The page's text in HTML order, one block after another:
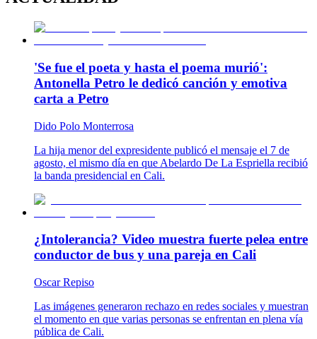
'Se fue el poeta y hasta el poema murió':
Antonella Petro le dedicó canción y emotiva
carta a Petro
Dido Polo Monterrosa
La hija menor del expresidente publicó el mensaje el 7 de
agosto, el mismo día en que Abelardo De La Espriella recibió
la banda presidencial en Cali.
¿Intolerancia? Video muestra fuerte pelea entre
conductor de bus y una pareja en Cali
Oscar Repiso
Las imágenes generaron rechazo en redes sociales y muestran
el momento en que varias personas se enfrentan en plena vía
pública de Cali.